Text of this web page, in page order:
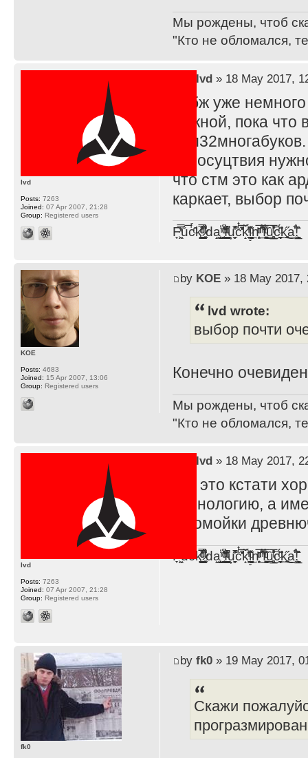
Мы рождены, чтоб
"Кто не обломался,
lvd» 18 May 2017,
сабж уже
нужной, пока
отсосуцтвия
что стм это как
каркает, выбор
F̞͖̭̿̔ͯu̐̅cͬ̑ͩk̨̤̳͇̮̭̪̠̽̿̓̆ͭͩ ̷̩̰͎̩͓̘̾̀ͬ̊ͭ͛ͅda̝̺͙̬͎̝̾͟ ̰̜̝̯͉̯̖̓̎́ͨ̽ͫ͟f̟͇̭̀ͬͨͭ̐̚u̹̼̹̗̞͑̔͂͐̚cͭ̅̊̆̒̆ǩ̝̩̯́ͥ̔̍̑ḭ͓͍̳̬ͦ̽͂n͍͎͈̈̅ͩͬ ̊ͫ̂̾̑̈́f̲͚͉͓͗̋́ͧͦ̅ȗ͇̲̻͈̲̅̎͗͒ͭ͡c̬̟̠̹̯̈́ͩ͘ͅk̫̠̻̋͜a̲͒̾̇!͙͕̺͉̗̩̲̂̏̄̀
lvd
Posts: 7263
Joined: 07 Apr 2007, 21:28
Group: Registered users
by KOE» 18 May 2017,
lvd wrote:
выбор почти
Конечно
Мы рождены, чтоб
"Кто не обломался,
KOE
Posts: 4683
Joined: 15 Apr 2007, 13:06
Group: Registered users
lvd» 18 May 2017,
пук это кстати
технологию, а
с помойки
F̞͖̭̿̔ͯu̐̅cͬ̑ͩk̨̤̳͇̮̭̪̠̽̿̓̆ͭͩ ̷̩̰͎̩͓̘̾̀ͬ̊ͭ͛ͅda̝̺͙̬͎̝̾͟ ̰̜̝̯͉̯̖̓̎́ͨ̽ͫ͟f̟͇̭̀ͬͨͭ̐̚u̹̼̹̗̞͑̔͂͐̚cͭ̅̊̆̒̆ǩ̝̩̯́ͥ̔̍̑ḭ͓͍̳̬ͦ̽͂n͍͎͈̈̅ͩͬ ̊ͫ̂̾̑̈́f̲͚͉͓͗̋́ͧͦ̅ȗ͇̲̻͈̲̅̎͗͒ͭ͡c̬̟̠̹̯̈́ͩ͘ͅk̫̠̻̋͜a̲͒̾̇!͙͕̺͉̗̩̲̂̏̄̀
lvd
Posts: 7263
Joined: 07 Apr 2007, 21:28
Group: Registered users
by fk0» 19 May 2017,
Скажи
fk0